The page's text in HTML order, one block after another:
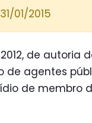
01/2015
de autoria
de agentes
de membro